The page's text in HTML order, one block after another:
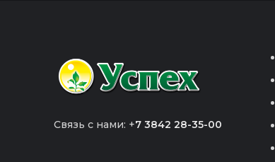
Связь с нами: +7 3842 28-35-00